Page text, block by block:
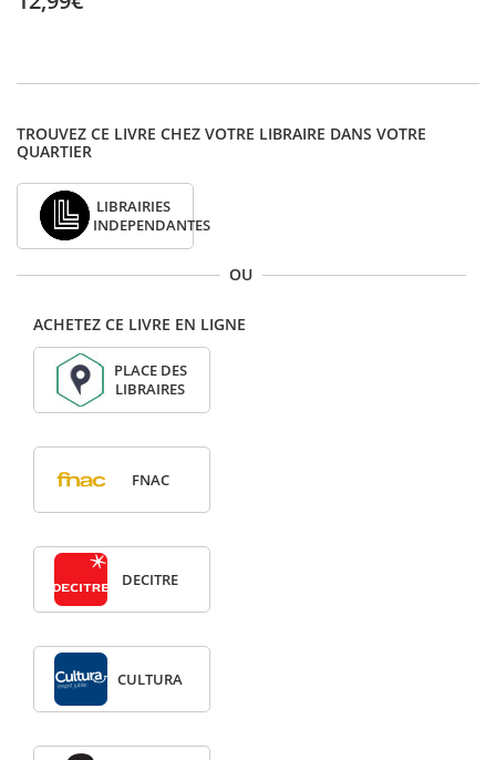
TROUVEZ CE LIVRE CHEZ VOTRE LIBRAIRE DANS VOTRE
QUARTIER
LIBRAIRIES
INDEPENDANTES
OU
ACHETEZ CE LIVRE EN LIGNE
PLACE DES
LIBRAIRES
FNAC
DECITRE
CULTURA